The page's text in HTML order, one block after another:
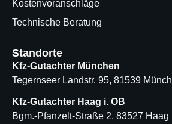
Kostenvoranschläge
Technische Beratung
Standorte
Kfz-Gutachter München
Tegernseer Landstr. 95, 81539
Kfz-Gutachter Haag i. OB
Bgm.-Pfanzelt-Straße 2, 83527 Haag